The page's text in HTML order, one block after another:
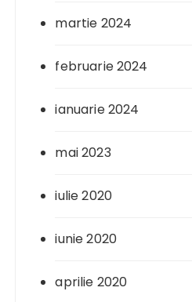
martie 2024
februarie 2024
ianuarie 2024
mai 2023
iulie 2020
iunie 2020
aprilie 2020